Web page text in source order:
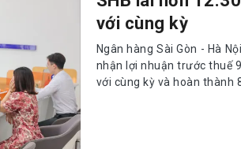
với cùng kỳ
Ngân hàng Sài Gòn - Hà
nhận lợi nhuận trước thuế
với cùng kỳ và hoàn thành